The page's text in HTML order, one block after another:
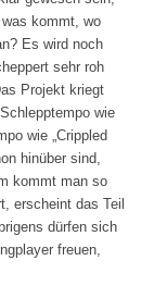
kommt, wo
Es wird noch
sehr roh
Projekt kriegt
wie
wie „Crippled
hinüber sind,
kommt man so
erscheint das Teil
dürfen sich
freuen,